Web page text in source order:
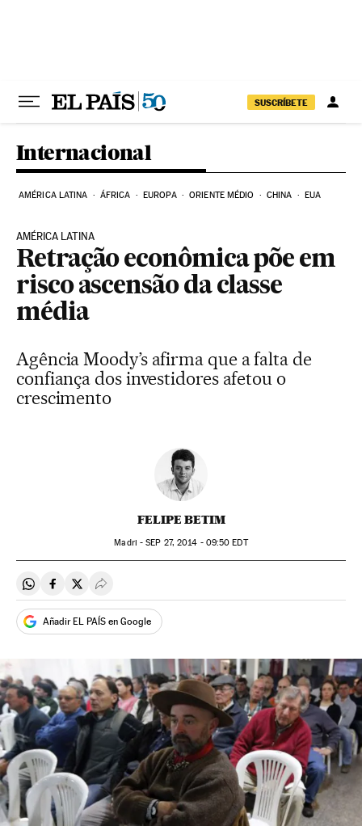
SUSCRÍBETE
Internacional
AMÉRICA LATINA ÁFRICA EUROPA ORIENTE MÉDIO CHINA EUA
AMÉRICA LATINA
Retração econômica põe em
risco ascensão da classe
média
Agência Moody’s afirma que a falta de
confiança dos investidores afetou o
crescimento
FELIPE BETIM
Madri -SEP 27, 2014 - 09:50 EDT
Compartir en Whatsapp
Compartir en Facebook
Compartir en Twitter
Desplegar Redes Sociales
Añadir EL PAÍS en Google